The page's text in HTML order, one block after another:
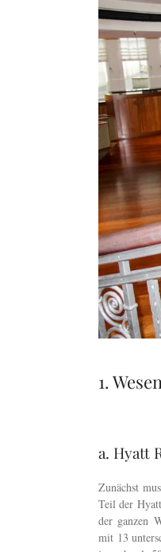
1.
a. Hyatt
Zunächst
Teil der
der ganzen
mit 13